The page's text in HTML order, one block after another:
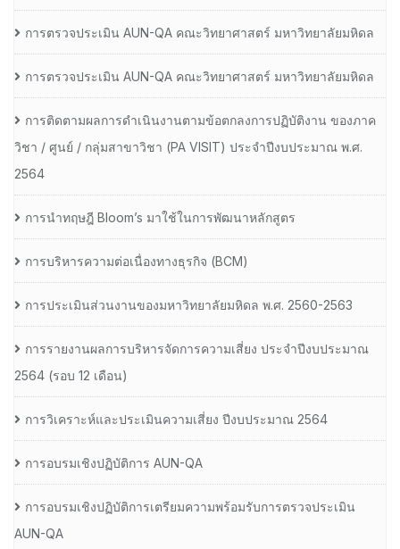
การตรวจประเมิน AUN-QA คณะวิทยาศาสตร์ มหาวิทยาลัยมหิดล
การตรวจประเมิน AUN-QA คณะวิทยาศาสตร์ มหาวิทยาลัยมหิดล
การติดตามผลการดำเนินงานตามข้อตกลงการปฏิบัติงาน ของภาค
วิชา / ศูนย์ / กลุ่มสาขาวิชา (PA VISIT) ประจำปีงบประมาณ พ.ศ.​
2564
การนำทฤษฎี Bloom’s มาใช้ในการพัฒนาหลักสูตร
การบริหารความต่อเนื่องทางธุรกิจ (BCM)
การประเมินส่วนงานของมหาวิทยาลัยมหิดล พ.ศ. 2560-2563
การรายงานผลการบริหารจัดการความเสี่ยง ประจำปีงบประมาณ
2564 (รอบ 12 เดือน)
การวิเคราะห์และประเมินความเสี่ยง ปีงบประมาณ 2564
การอบรมเชิงปฏิบัติการ AUN-QA
การอบรมเชิงปฏิบัติการเตรียมความพร้อมรับการตรวจประเมิน
AUN-QA